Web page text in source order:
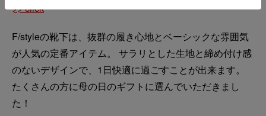
>> click
F/styleの靴下は、抜群の履き心地とベーシックな雰囲気
が人気の定番アイテム。 サラリとした生地と締め付け感
のないデザインで、1日快適に過ごすことが出来ます。
たくさんの方に母の日のギフトに選んでいただきまし
た！